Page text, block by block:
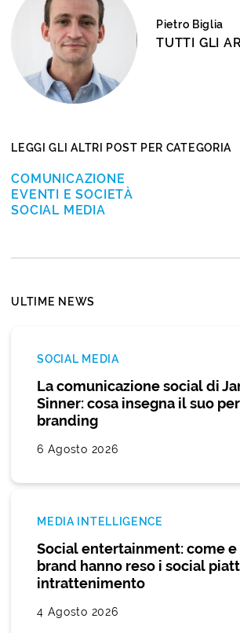
Pietro Biglia
TUTTI GLI
LEGGI GLI ALTRI POST PER CATEGORIA
COMUNICAZIONE
EVENTI E SOCIETÀ
SOCIAL MEDIA
ULTIME NEWS
SOCIAL MEDIA
La comunicazione social di
Sinner: cosa insegna il suo
branding
6 Agosto 2026
MEDIA INTELLIGENCE
Social entertainment: come e
brand hanno reso i social
intrattenimento
4 Agosto 2026